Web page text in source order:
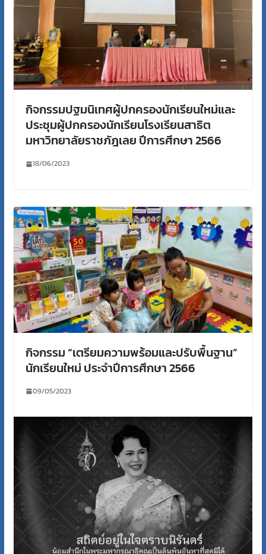
กิจกรรมปฐมนิเทศผู้ปกครองนักเรียนใหม่และ
ประชุมผู้ปกครองนักเรียนโรงเรียนสาธิต
มหาวิทยาลัยราชภัฎเลย ปีการศึกษา 2566
18/06/2023
กิจกรรม “เตรียมความพร้อมและปรับพื้นฐาน”
นักเรียนใหม่ ประจำปีการศึกษา 2566
09/05/2023